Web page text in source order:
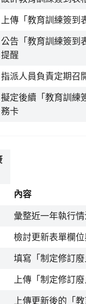
上傳「教育訓練簽到
公告「教育訓練簽到
提醒
指派人員負責定期召
擬定後續「教育訓練
務卡
內容
彙整近一年執行
檢討更新表單欄
填寫「制定修訂廢
上傳「制定修訂廢
上傳更新後的「